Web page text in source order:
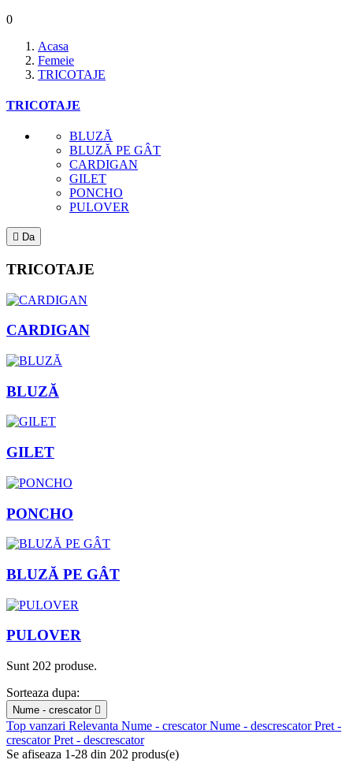
0
Acasa
Femeie
TRICOTAJE
TRICOTAJE
BLUZĂ
BLUZĂ PE GÂT
CARDIGAN
GILET
PONCHO
PULOVER
 Da
TRICOTAJE
CARDIGAN
BLUZĂ
GILET
PONCHO
BLUZĂ PE GÂT
PULOVER
Sunt 202 produse.
Sorteaza dupa:
Nume - crescator 
Top vanzari Relevanta Nume - crescatorNume - descrescatorPret -
crescatorPret - descrescator
Se afiseaza 1-28 din 202 produs(e)